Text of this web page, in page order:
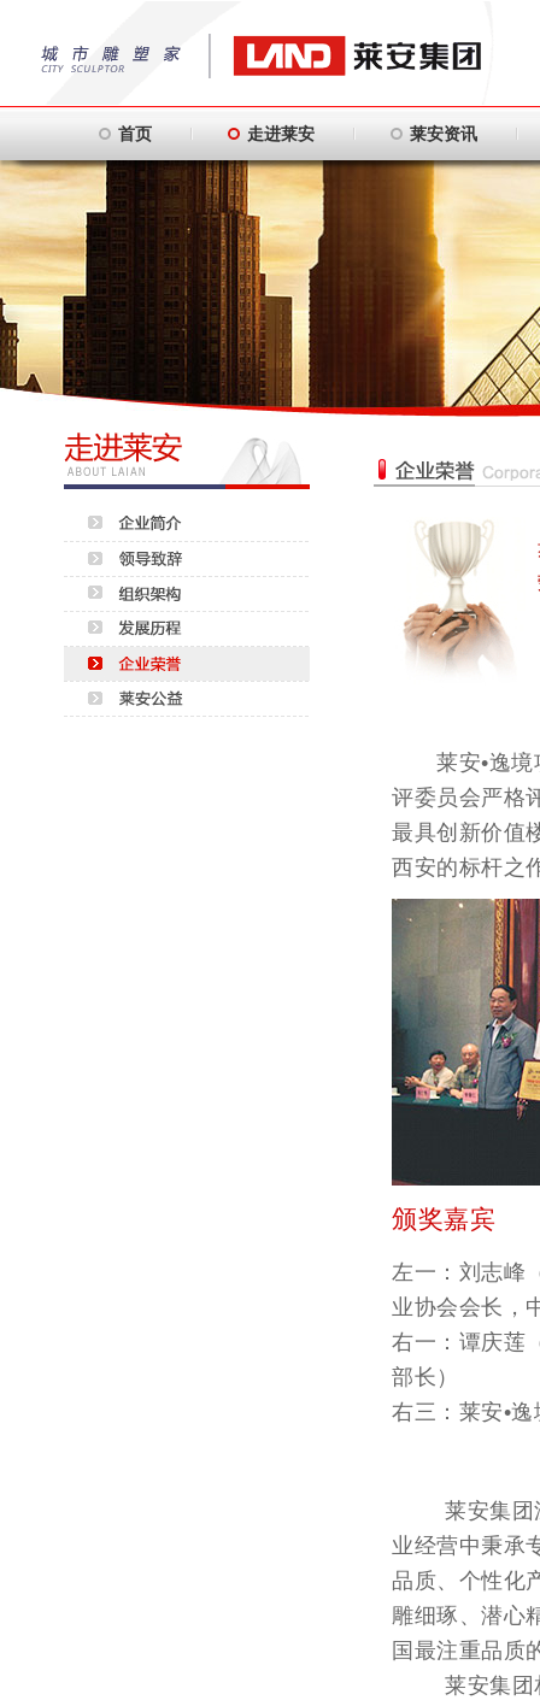
首页 走进莱安 莱安资讯
莱安•逸境项
评委员会严格
最具创新价值
西安的标杆之
颁奖嘉宾
左一：刘志峰
业协会会长，
右一：谭庆莲
部长）
右三：莱安•
莱安集团深
业经营中秉承
品质、个性化
雕细琢、潜心
国最注重品质
莱安集团相